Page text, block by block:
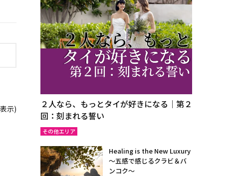
示)
２人なら、もっとタイが好きになる｜第２
回：刻まれる誓い
その他エリア
Healing is the New Luxury
～五感で感じるクラビ＆バ
ンコク～